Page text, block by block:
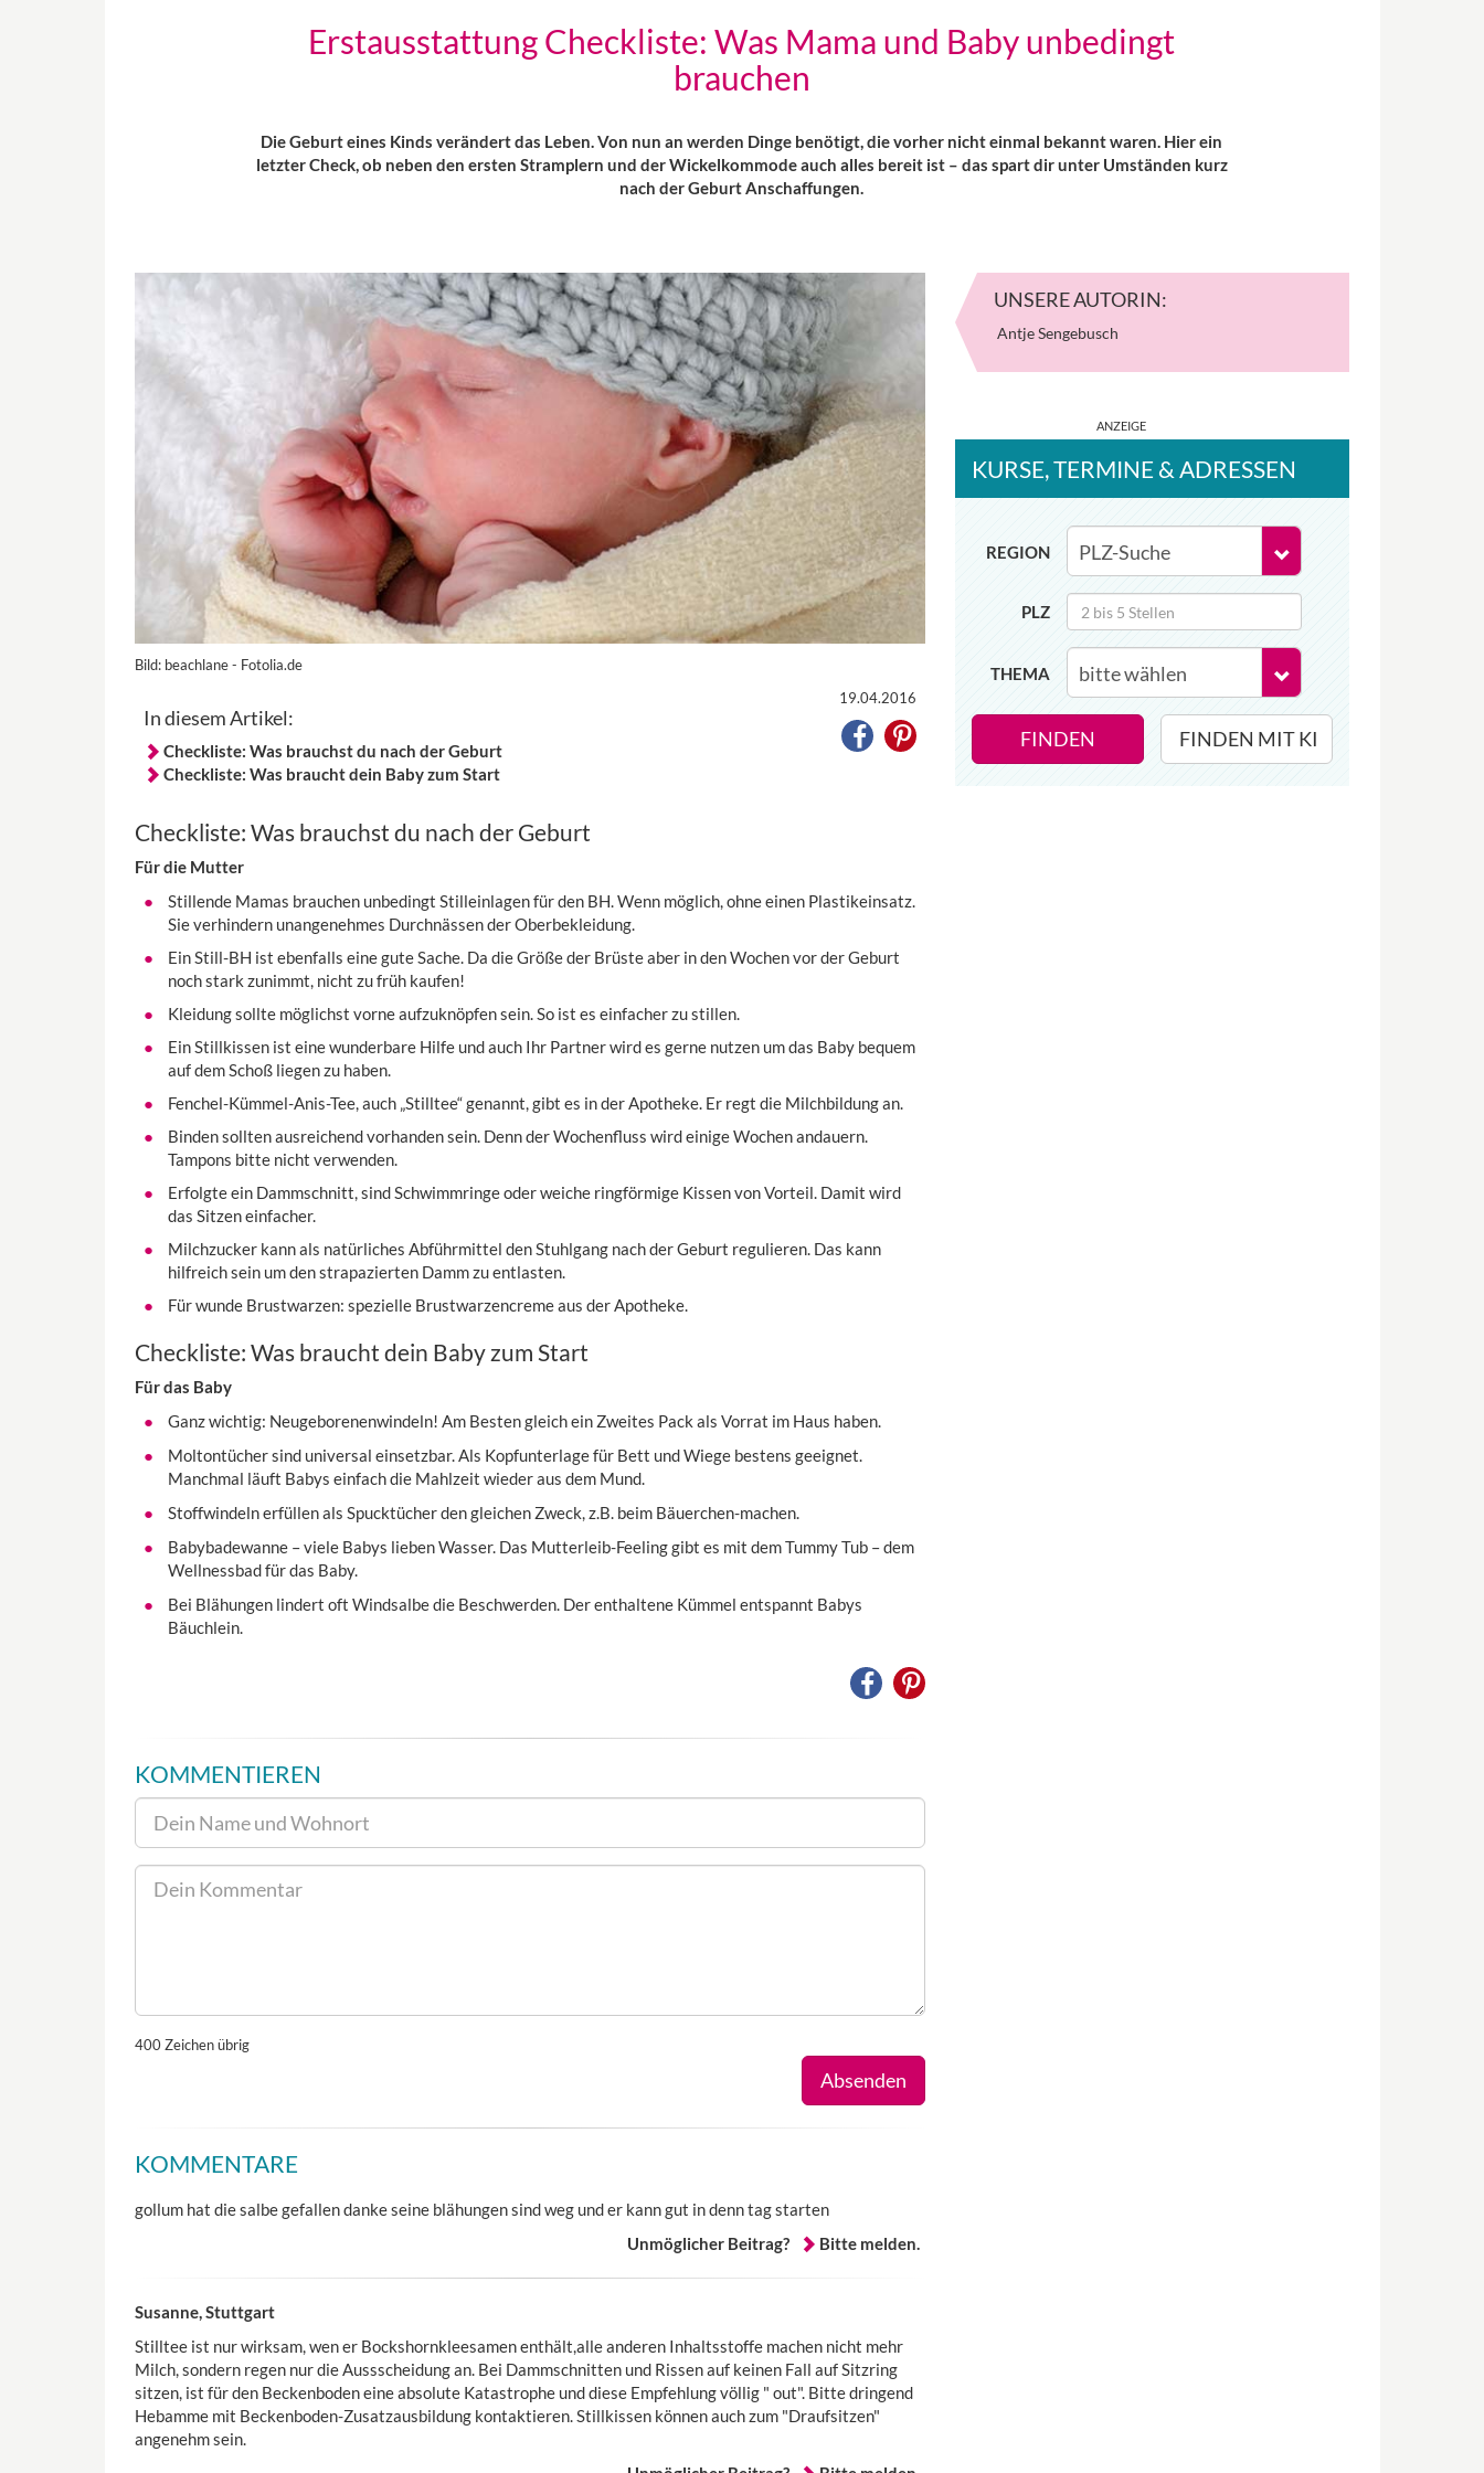
Erstausstattung Checkliste: Was Mama und Baby unbedingt
brauchen
Die Geburt eines Kinds verändert das Leben. Von nun an werden Dinge benötigt, die vorher nicht einmal bekannt waren. Hier ein
letzter Check, ob neben den ersten Stramplern und der Wickelkommode auch alles bereit ist – das spart dir unter Umständen kurz
nach der Geburt Anschaffungen.
Bild: beachlane - Fotolia.de
In diesem Artikel:
Checkliste: Was brauchst du nach der Geburt
Checkliste: Was braucht dein Baby zum Start
19.04.2016
Checkliste: Was brauchst du nach der Geburt
Für die Mutter
Stillende Mamas brauchen unbedingt Stilleinlagen für den BH. Wenn möglich, ohne einen Plastikeinsatz.
Sie verhindern unangenehmes Durchnässen der Oberbekleidung.
Ein Still-BH ist ebenfalls eine gute Sache. Da die Größe der Brüste aber in den Wochen vor der Geburt
noch stark zunimmt, nicht zu früh kaufen!
Kleidung sollte möglichst vorne aufzuknöpfen sein. So ist es einfacher zu stillen.
Ein Stillkissen ist eine wunderbare Hilfe und auch Ihr Partner wird es gerne nutzen um das Baby bequem
auf dem Schoß liegen zu haben.
Fenchel-Kümmel-Anis-Tee, auch „Stilltee“ genannt, gibt es in der Apotheke. Er regt die Milchbildung an.
Binden sollten ausreichend vorhanden sein. Denn der Wochenfluss wird einige Wochen andauern.
Tampons bitte nicht verwenden.
Erfolgte ein Dammschnitt, sind Schwimmringe oder weiche ringförmige Kissen von Vorteil. Damit wird
das Sitzen einfacher.
Milchzucker kann als natürliches Abführmittel den Stuhlgang nach der Geburt regulieren. Das kann
hilfreich sein um den strapazierten Damm zu entlasten.
Für wunde Brustwarzen: spezielle Brustwarzencreme aus der Apotheke.
Checkliste: Was braucht dein Baby zum Start
Für das Baby
Ganz wichtig: Neugeborenenwindeln! Am Besten gleich ein Zweites Pack als Vorrat im Haus haben.
Moltontücher sind universal einsetzbar. Als Kopfunterlage für Bett und Wiege bestens geeignet.
Manchmal läuft Babys einfach die Mahlzeit wieder aus dem Mund.
Stoffwindeln erfüllen als Spucktücher den gleichen Zweck, z.B. beim Bäuerchen-machen.
Babybadewanne – viele Babys lieben Wasser. Das Mutterleib-Feeling gibt es mit dem Tummy Tub – dem
Wellnessbad für das Baby.
Bei Blähungen lindert oft Windsalbe die Beschwerden. Der enthaltene Kümmel entspannt Babys
Bäuchlein.
KOMMENTIEREN
400Zeichen übrig
Absenden
KOMMENTARE
gollum hat die salbe gefallen danke seine blähungen sind weg und er kann gut in denn tag starten
Unmöglicher Beitrag?
Bitte melden.
Susanne, Stuttgart
Stilltee ist nur wirksam, wen er Bockshornkleesamen enthält,alle anderen Inhaltsstoffe machen nicht mehr
Milch, sondern regen nur die Aussscheidung an. Bei Dammschnitten und Rissen auf keinen Fall auf Sitzring
sitzen, ist für den Beckenboden eine absolute Katastrophe und diese Empfehlung völlig " out". Bitte dringend
Hebamme mit Beckenboden-Zusatzausbildung kontaktieren. Stillkissen können auch zum "Draufsitzen"
angenehm sein.
UNSERE AUTORIN:
Antje Sengebusch
KURSE, TERMINE & ADRESSEN
REGION
PLZ
THEMA
FINDEN FINDEN MIT KI